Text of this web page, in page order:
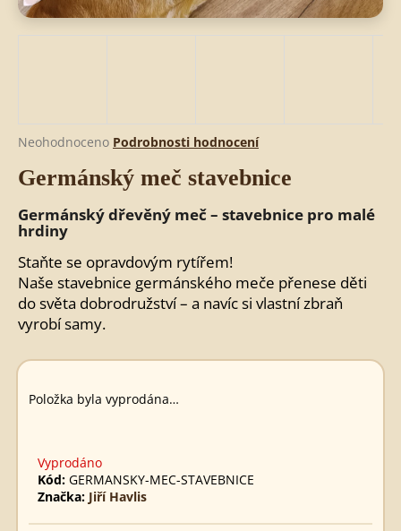
Průměrné
produktu
0,0
z
hvězdiček.
Neohodnoceno Podrobnosti hodnocení
Germánský meč stavebnice
Germánský dřevěný meč – stavebnice pro malé
hrdiny
Staňte se opravdovým rytířem!
Naše stavebnice germánského meče přenese děti
do světa dobrodružství – a navíc si vlastní zbraň
vyrobí samy.
Položka byla vyprodána…
Vyprodáno
Kód: GERMANSKY-MEC-STAVEBNICE
Značka: Jiří Havlis
D
p
r
u
č
u
j
e
m
e